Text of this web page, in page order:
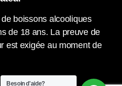
boissons alcooliques
de 18 ans. La preuve de
est exigée au moment de
Besoin d'aide?